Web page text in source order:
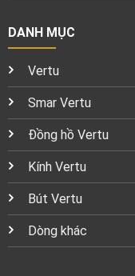
DANH MỤC
Vertu
Smar Vertu
Đồng hồ Vertu
Kính Vertu
Bút Vertu
Dòng khác